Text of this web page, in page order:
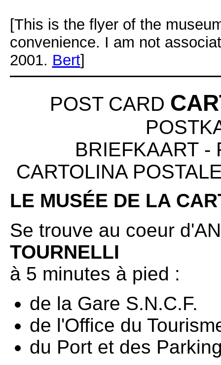
[This is the flyer of the
convenience. I am not
2001. Bert]
POST CARD
BRIEFKAART-
CARTOLINA
LE MUSÉE DE LA
Se trouve au coeur d'
TOURNELLI
à 5 minutes à pied :
de la Gare S.N.C.F.
de l'Office du
du Port et des